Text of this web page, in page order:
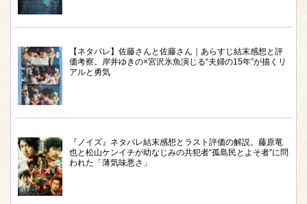
【ネタバレ】佐藤さんと佐藤さん｜あらすじ結末感想と評
価考察。岸井ゆきの×宮沢氷魚演じる“夫婦の15年”が描くリ
アルと勇気
『ノイズ』ネタバレ結末感想とラスト評価の解説。藤原竜
也と松山ケンイチが幼なじみの共犯者“孤島民とよそ者”に問
われた「薄気味悪さ」